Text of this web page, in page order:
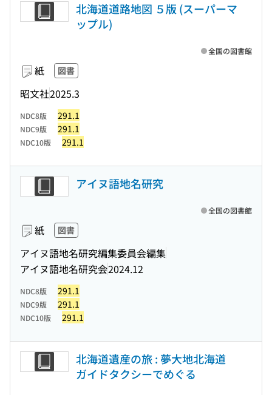
北海道道路地図 ５版 (スーパーマ
ップル)
紙 図書
昭文社2025.3
全国の図書館
NDC8版 291.1
NDC9版 291.1
NDC10版 291.1
アイヌ語地名研究
紙 図書
アイヌ語地名研究編集委員会編集
アイヌ語地名研究会2024.12
全国の図書館
NDC8版 291.1
NDC9版 291.1
NDC10版 291.1
北海道遺産の旅 : 夢大地北海道
ガイドタクシーでめぐる